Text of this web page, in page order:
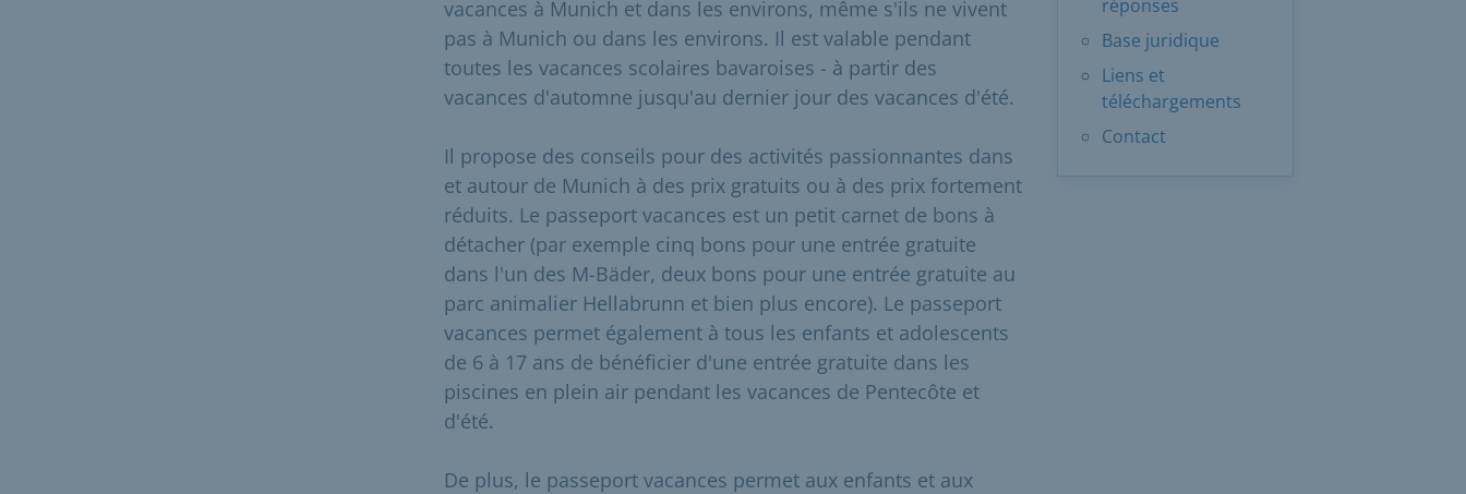
réponses
Base juridique
Liens et
téléchargements
Contact
vacances à Munich et dans les environs, même s'ils ne vivent
pas à Munich ou dans les environs. Il est valable pendant
toutes les vacances scolaires bavaroises - à partir des
vacances d'automne jusqu'au dernier jour des vacances d'été.
Il propose des conseils pour des activités passionnantes dans
et autour de Munich à des prix gratuits ou à des prix fortement
réduits. Le passeport vacances est un petit carnet de bons à
détacher (par exemple cinq bons pour une entrée gratuite
dans l'un des M-Bäder, deux bons pour une entrée gratuite au
parc animalier Hellabrunn et bien plus encore). Le passeport
vacances permet également à tous les enfants et adolescents
de 6 à 17 ans de bénéficier d'une entrée gratuite dans les
piscines en plein air pendant les vacances de Pentecôte et
d'été.
De plus, le passeport vacances permet aux enfants et aux